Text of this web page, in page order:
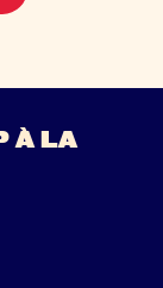
À LA